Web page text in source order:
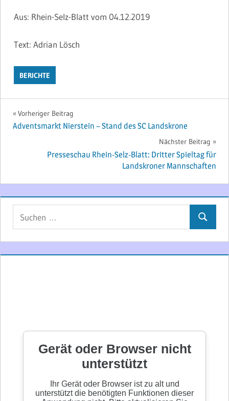
Aus: Rhein-Selz-Blatt vom 04.12.2019
Text: Adrian Lösch
BERICHTE
Beitragsnavigation
Vorheriger Beitrag
Adventsmarkt Nierstein – Stand des SC Landskrone
Nächster Beitrag
Presseschau Rhein-Selz-Blatt: Dritter Spieltag für
Landskroner Mannschaften
Suchen